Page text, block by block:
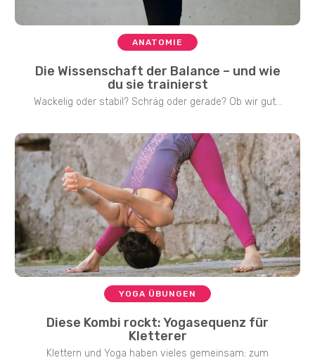
ANATOMIE
Die Wissenschaft der Balance – und wie
du sie trainierst
Wackelig oder stabil? Schräg oder gerade? Ob wir gut...
YOGA ÜBUNGEN
Diese Kombi rockt: Yogasequenz für
Kletterer
Klettern und Yoga haben vieles gemeinsam: zum